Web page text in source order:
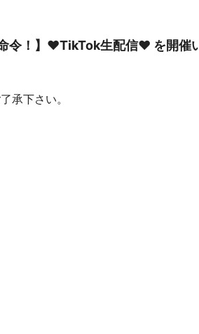
令！】♥TikTok生配信♥ を開催
承下さい。